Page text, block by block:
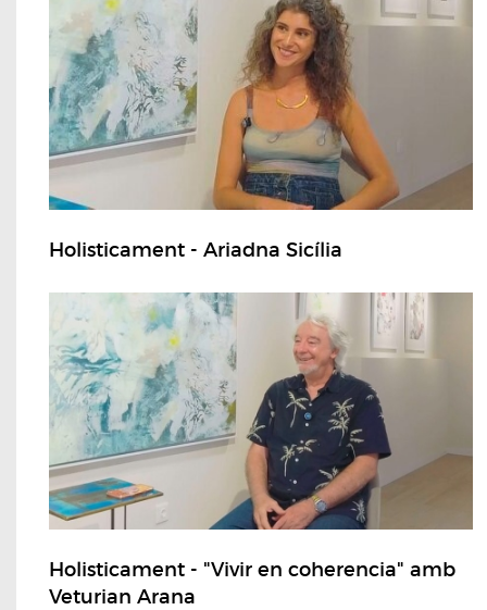
Holisticament - Ariadna Sicília
Holisticament - "Vivir en coherencia" amb
Veturian Arana